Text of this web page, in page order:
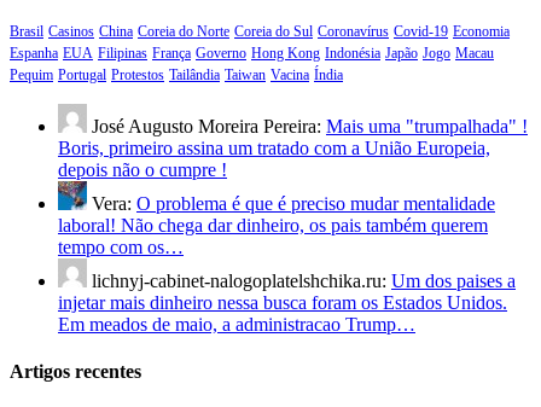
Brasil Casinos China Coreia do Norte Coreia do Sul Coronavírus Covid-19 Economia
Espanha EUA Filipinas França Governo Hong Kong Indonésia Japão Jogo Macau
Pequim Portugal Protestos Tailândia Taiwan Vacina Índia
José Augusto Moreira Pereira: Mais uma "trumpalhada" !
Boris, primeiro assina um tratado com a União Europeia,
depois não o cumpre !
Vera: O problema é que é preciso mudar mentalidade
laboral! Não chega dar dinheiro, os pais também querem
tempo com os…
lichnyj-cabinet-nalogoplatelshchika.ru: Um dos paises a
injetar mais dinheiro nessa busca foram os Estados Unidos.
Em meados de maio, a administracao Trump…
Artigos recentes